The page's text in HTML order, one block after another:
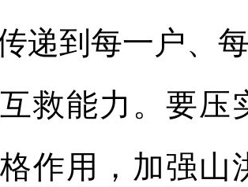
递到每一户、
救能力。要压
作用，加强